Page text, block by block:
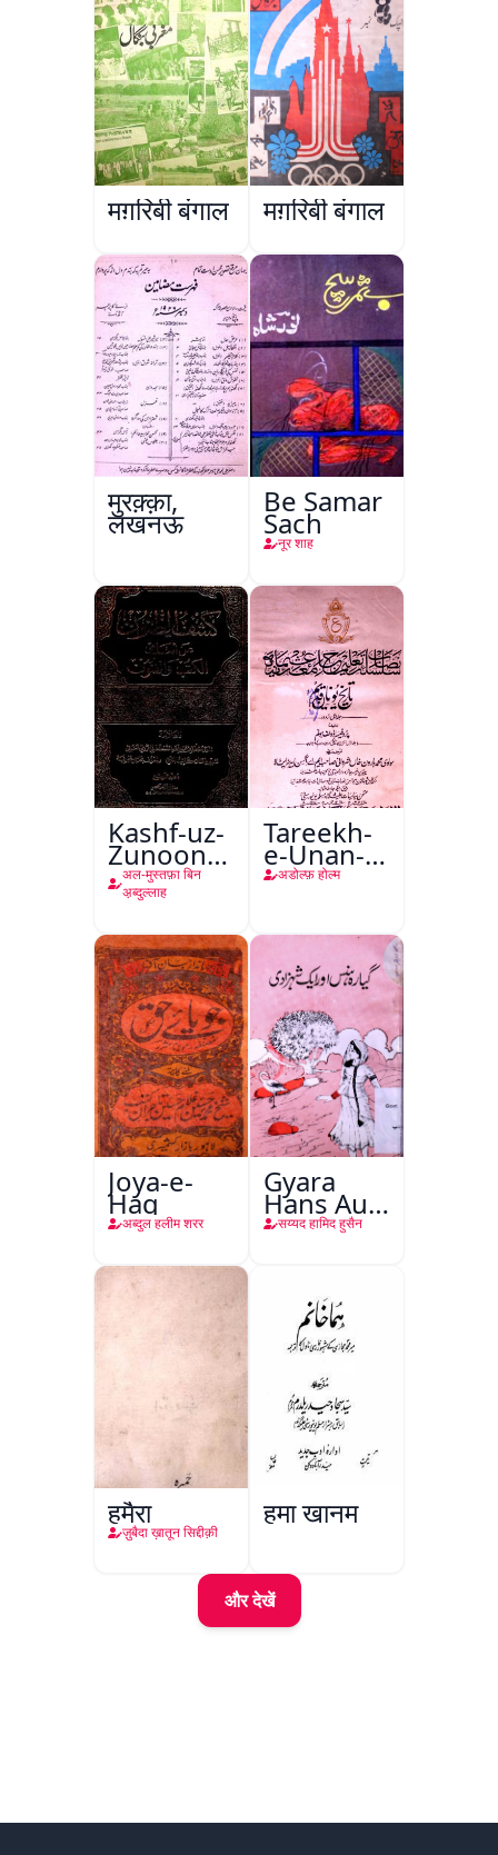
मग़रिबी बंगाल मग़रिबी बंगाल
मुरक़्क़ा,
लखनऊ
Be Samar
Sach
नूर शाह
Kashf-uz-
Zunoon
An Asami-
ul-kutub-
Funoon
अल-मुस्तफ़ा बिन
अ़ब्दुल्लाह
Tareekh-
e-Unan-e-
Qadeem
अडोल्फ़ होल्म
Joya-e-
Haq
अब्दुल हलीम शरर
Gyara
Hans Aur
Ekसय्यद हामिद हुसैन
हुमैरा
ज़ुबैदा ख़ातून सिद्दीक़ी
हुमा ख़ानम
और देखें